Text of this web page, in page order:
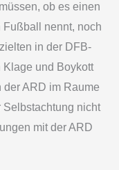
ob es einen
nennt, noch
in der DFB-
Klage und Boykott
ARD im Raume
Selbstachtung nicht
mit der ARD